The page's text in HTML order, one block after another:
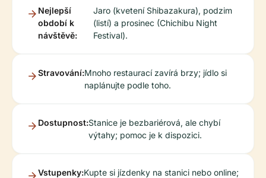
Nejlepší
období k
návštěvě:
Jaro (kvetení Shibazakura), podzim
(listí) a prosinec (Chichibu Night
Festival).
Stravování:Mnoho restaurací zavírá brzy; jídlo si
naplánujte podle toho.
Dostupnost:Stanice je bezbariérová, ale chybí
výtahy; pomoc je k dispozici.
Vstupenky:Kupte si jízdenky na stanici nebo online;